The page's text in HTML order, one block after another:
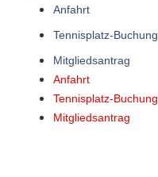
Anfahrt
Tennisplatz-Buchung
Mitgliedsantrag
Anfahrt
Tennisplatz-Buchung
Mitgliedsantrag